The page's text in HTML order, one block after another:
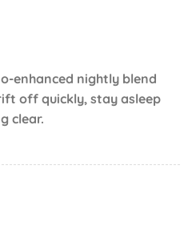
enhanced nightly blend
off quickly, stay asleep
clear.